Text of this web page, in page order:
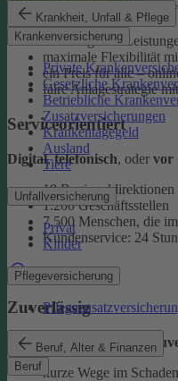
Krankheit, Unfall & Pflege
Krankenversicherung
Private
Gesetzliche
Betriebliche
Zusatzversicherungen
Krankentagegeld
Ausland
Tiere
Unfallversicherung
Privat
Kinder
Pflegeversicherung
Beruf, Alter & Finanzen
Beruf
AlsVersicherungsverein
überzeugende
maximale Flexibilität
ein Preis für alle –
faire Anlagestrategie
Serviceorientiert
Digital,telefonisch, oder vor
19 Regionaldirektionen
1.200 Geschäftsstellen
7.500 Menschen, die
Kundenservice: 24
Beratung finden
Zuverlässig
Wir sind ein starker und
kurze Wege im